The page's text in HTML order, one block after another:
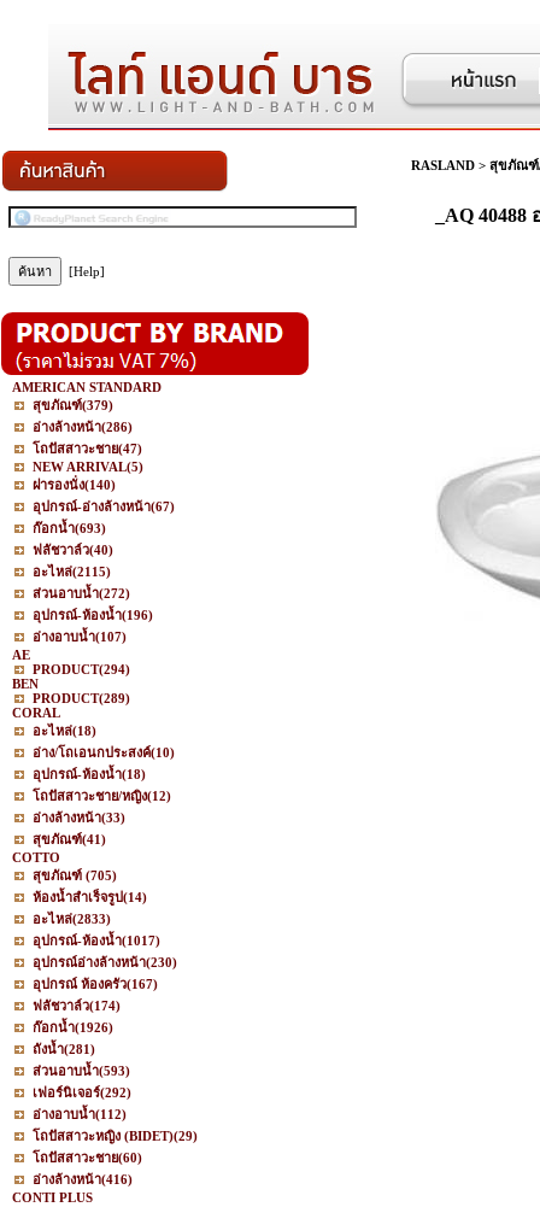
[Help]
AMERICAN STANDARD
สุขภัณฑ์(379)
อ่างล้างหน้า(286)
โถปัสสาวะชาย(47)
NEW ARRIVAL(5)
ฝารองนั่ง(140)
อุปกรณ์-อ่างล้างหน้า(67)
ก๊อกน้ำ(693)
ฟลัชวาล์ว(40)
อะไหล่(2115)
ส่วนอาบน้ำ(272)
อุปกรณ์-ห้องน้ำ(196)
อ่างอาบน้ำ(107)
AE
PRODUCT(294)
BEN
PRODUCT(289)
CORAL
อะไหล่(18)
อ่าง/โถเอนกประสงค์(10)
อุปกรณ์-ห้องน้ำ(18)
โถปัสสาวะชาย/หญิง(12)
อ่างล้างหน้า(33)
สุขภัณฑ์(41)
COTTO
สุขภัณฑ์ (705)
ห้องน้ำสำเร็จรูป(14)
อะไหล่(2833)
อุปกรณ์-ห้องน้ำ(1017)
อุปกรณ์อ่างล้างหน้า(230)
อุปกรณ์ ห้องครัว(167)
ฟลัชวาล์ว(174)
ก๊อกน้ำ(1926)
ถังน้ำ(281)
ส่วนอาบน้ำ(593)
เฟอร์นิเจอร์(292)
อ่างอาบน้ำ(112)
โถปัสสาวะหญิง (BIDET)(29)
โถปัสสาวะชาย(60)
อ่างล้างหน้า(416)
CONTI PLUS
RASLAND > สุขภัณฑ์/
_AQ